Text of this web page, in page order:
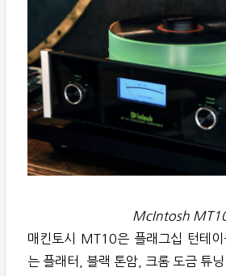
McIntosh
매킨토시 MT10은 플래그십 턴테
는 플래터, 블랙 톤암, 크롬 도금 튜